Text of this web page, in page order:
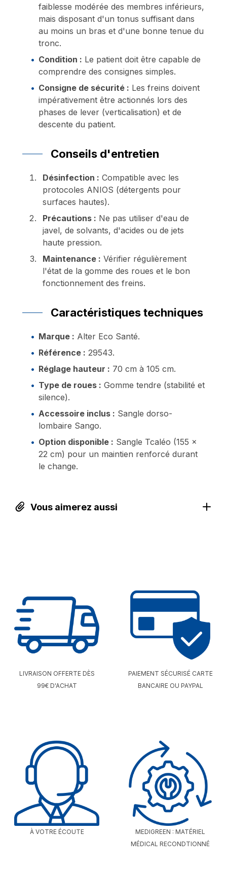
faiblesse modérée des membres inférieurs,
mais disposant d'un tonus suffisant dans
au moins un bras et d'une bonne tenue du
tronc.
Condition : Le patient doit être capable de
comprendre des consignes simples.
Consigne de sécurité : Les freins doivent
impérativement être actionnés lors des
phases de lever (verticalisation) et de
descente du patient.
Conseils d'entretien
Désinfection : Compatible avec les
protocoles ANIOS (détergents pour
surfaces hautes).
Précautions : Ne pas utiliser d'eau de
javel, de solvants, d'acides ou de jets
haute pression.
Maintenance : Vérifier régulièrement
l'état de la gomme des roues et le bon
fonctionnement des freins.
Caractéristiques techniques
Marque : Alter Eco Santé.
Référence : 29543.
Réglage hauteur : 70 cm à 105 cm.
Type de roues : Gomme tendre (stabilité et
silence).
Accessoire inclus : Sangle dorso-
lombaire Sango.
Option disponible : Sangle Tcaléo (155 x
22 cm) pour un maintien renforcé durant
le change.
Vous aimerez aussi
LIVRAISON OFFERTE DÈS
99€ D'ACHAT
PAIEMENT SÉCURISÉ CARTE
BANCAIRE OU PAYPAL
À VOTRE ÉCOUTE
MEDIGREEN : MATÉRIEL
MÉDICAL RECONDTIONNÉ